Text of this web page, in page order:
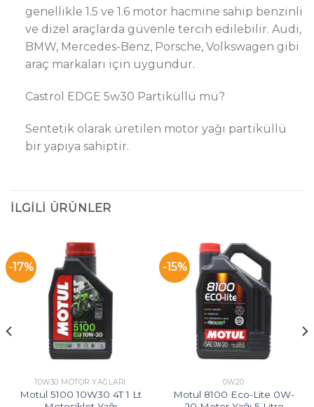
genellikle 1.5 ve 1.6 motor hacmine sahip benzinli
ve dizel araçlarda güvenle tercih edilebilir. Audi,
BMW, Mercedes-Benz, Porsche, Volkswagen gibi
araç markaları için uygundur.
Castrol EDGE 5w30 Partiküllü mü?
Sentetik olarak üretilen motor yağı partiküllü
bir yapıya sahiptir.
İLGILI ÜRÜNLER
-17%
10W30 MOTOR YAĞLARI
Motul 5100 10W30 4T 1 Lt
-15%
0W20
Motul 8100 Eco-Lite 0W-